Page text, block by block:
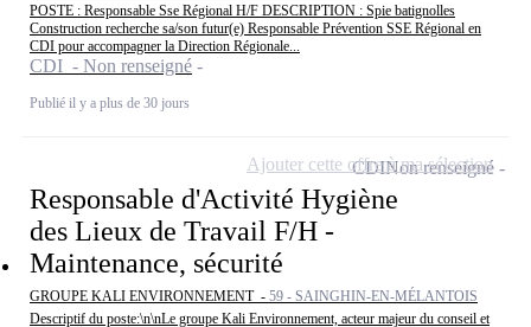
POSTE : Responsable Sse Régional H/F DESCRIPTION : Spie batignolles
Construction recherche sa/son futur(e) Responsable Prévention SSE Régional en
CDI pour accompagner la Direction Régionale...
CDI - Non renseigné
Publié il y a plus de 30 jours
Responsable d'Activité Hygiène
des Lieux de Travail F/H -
Maintenance, sécurité
GROUPE KALI ENVIRONNEMENT - 59 - SAINGHIN-EN-MÉLANTOIS
Descriptif du poste:\n\nLe groupe Kali Environnement, acteur majeur du conseil et
CDINon renseigné
Ajouter cette offre à ma sélection